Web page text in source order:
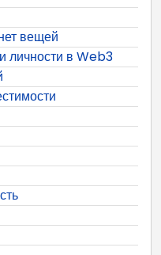
вещей
личности в Web3